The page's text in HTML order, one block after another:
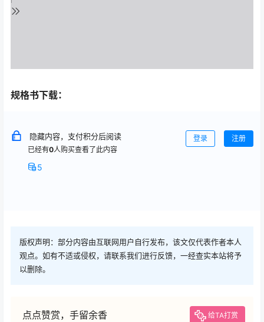
规格书下载：
隐藏内容，支付积分后阅读
已经有0人购买查看了此内容
5
登录 注册
版权声明：部分内容由互联网用户自行发布，该文仅代表作者本人
观点。如有不适或侵权，请联系我们进行反馈，一经查实本站将予
以删除。
点点赞赏，手留余香 给TA打赏